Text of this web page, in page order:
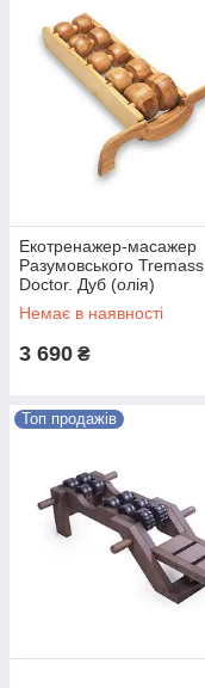
Екотренажер-масажер
Разумовського Tremass
Doctor. Дуб (олія)
Немає в наявності
3 690 ₴
Топ продажів